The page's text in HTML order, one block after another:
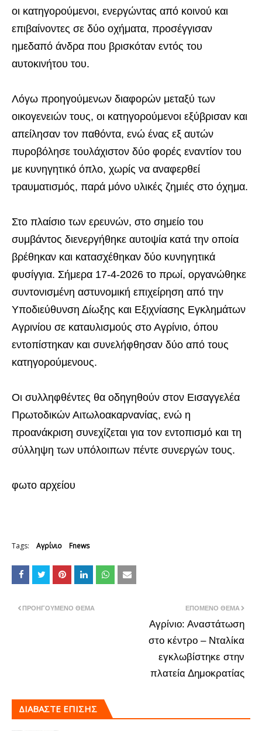
οι κατηγορούμενοι, ενεργώντας από κοινού και
επιβαίνοντες σε δύο οχήματα, προσέγγισαν
ημεδαπό άνδρα που βρισκόταν εντός του
αυτοκινήτου του.
Λόγω προηγούμενων διαφορών μεταξύ των
οικογενειών τους, οι κατηγορούμενοι εξύβρισαν και
απείλησαν τον παθόντα, ενώ ένας εξ αυτών
πυροβόλησε τουλάχιστον δύο φορές εναντίον του
με κυνηγητικό όπλο, χωρίς να αναφερθεί
τραυματισμός, παρά μόνο υλικές ζημιές στο όχημα.
Στο πλαίσιο των ερευνών, στο σημείο του
συμβάντος διενεργήθηκε αυτοψία κατά την οποία
βρέθηκαν και κατασχέθηκαν δύο κυνηγητικά
φυσίγγια. Σήμερα 17-4-2026 το πρωί, οργανώθηκε
συντονισμένη αστυνομική επιχείρηση από την
Υποδιεύθυνση Δίωξης και Εξιχνίασης Εγκλημάτων
Αγρινίου σε καταυλισμούς στο Αγρίνιο, όπου
εντοπίστηκαν και συνελήφθησαν δύο από τους
κατηγορούμενους.
Οι συλληφθέντες θα οδηγηθούν στον Εισαγγελέα
Πρωτοδικών Αιτωλοακαρνανίας, ενώ η
προανάκριση συνεχίζεται για τον εντοπισμό και τη
σύλληψη των υπόλοιπων πέντε συνεργών τους.
φωτο αρχείου
Tags: Αγρίνιο Fnews
ΕΠΌΜΕΝΟ ΘΈΜΑ
Αγρίνιο: Αναστάτωση
στο κέντρο – Νταλίκα
εγκλωβίστηκε στην
πλατεία Δημοκρατίας
ΠΡΟΗΓΟΎΜΕΝΟ ΘΈΜΑ
ΔΙΑΒΑΣΤΕ ΕΠΙΣΗΣ